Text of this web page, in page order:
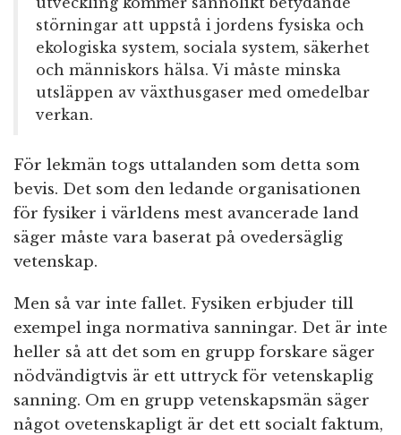
störningar att uppstå i jordens fysiska och
ekologiska system, sociala system, säkerhet
och människors hälsa. Vi måste minska
utsläppen av växthusgaser med omedelbar
verkan.
För lekmän togs uttalanden som detta som
bevis. Det som den ledande organisationen
för fysiker i världens mest avancerade land
säger måste vara baserat på ovedersäglig
vetenskap.
Men så var inte fallet. Fysiken erbjuder till
exempel inga normativa sanningar. Det är inte
heller så att det som en grupp forskare säger
nödvändigtvis är ett uttryck för vetenskaplig
sanning. Om en grupp vetenskapsmän säger
något ovetenskapligt är det ett socialt faktum,